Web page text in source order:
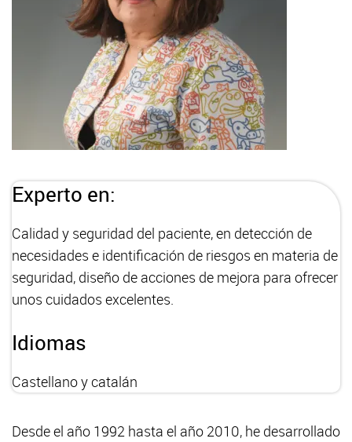
Experto en:
Calidad y seguridad del paciente, en detección de
necesidades e identificación de riesgos en materia de
seguridad, diseño de acciones de mejora para ofrecer
unos cuidados excelentes.
Idiomas
Castellano y catalán
Desde el año 1992 hasta el año 2010, he desarrollado